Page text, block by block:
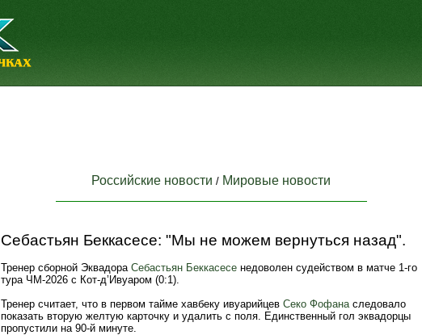
Российские новости / Мировые новости
Себастьян Беккасесе: "Мы не можем вернуться назад".
Тренер сборной Эквадора Себастьян Беккасесе недоволен судейством в матче 1-го
тура ЧМ-2026 с Кот-д’Ивуаром (0:1).
Тренер считает, что в первом тайме хавбеку ивуарийцев Секо Фофанаследовало
показать вторую желтую карточку и удалить с поля. Единственный гол эквадорцы
пропустили на 90-й минуте.